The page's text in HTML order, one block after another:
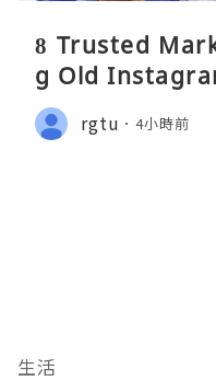
8 Trusted
g Old
rgtu 4小時前
生活